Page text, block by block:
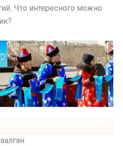
Что интересного можно